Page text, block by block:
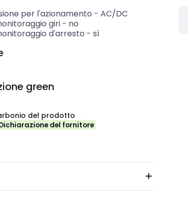
per l'azionamento - AC/DC
giri- no
d'arresto - sì
green
del prodotto
del fornitore